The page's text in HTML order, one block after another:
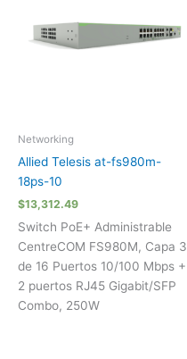
Networking
Allied Telesis at-fs980m-
18ps-10
$13,312.49
Switch PoE+ Administrable
CentreCOM FS980M, Capa 3
de 16 Puertos 10/100 Mbps +
2 puertos RJ45 Gigabit/SFP
Combo, 250W